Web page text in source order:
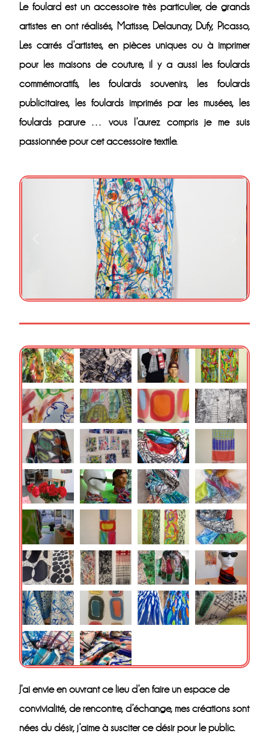
Le foulard est un accessoire très particulier, de grands
artistes en ont réalisés, Matisse, Delaunay, Dufy, Picasso,
Les carrés d’artistes, en pièces uniques ou à imprimer
pour les maisons de couture, il y a aussi les foulards
commémoratifs, les foulards souvenirs, les foulards
publicitaires, les foulards imprimés par les musées, les
foulards parure … vous l’aurez compris je me suis
passionnée pour cet accessoire textile.
J’ai envie en ouvrant ce lieu d’en faire un espace de
convivialité, de rencontre, d’échange, mes créations sont
nées du désir, j’aime à susciter ce désir pour le public.